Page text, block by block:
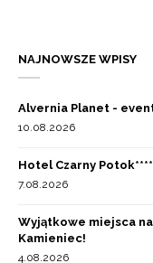
NAJNOWSZE WPISY
Alvernia Planet -
10.08.2026
Hotel Czarny
7.08.2026
Wyjątkowe miejsca
Kamieniec!
4.08.2026